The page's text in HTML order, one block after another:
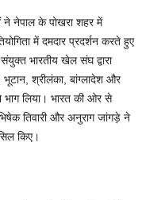
ने नेपाल के पोखरा शहर में
में दमदार प्रदर्शन करते हुए
भारतीय खेल संघ द्वारा
भूटान, श्रीलंका, बांग्लादेश और
लिया। भारत की ओर से
तिवारी और अनुराग जांगड़े ने
किए।